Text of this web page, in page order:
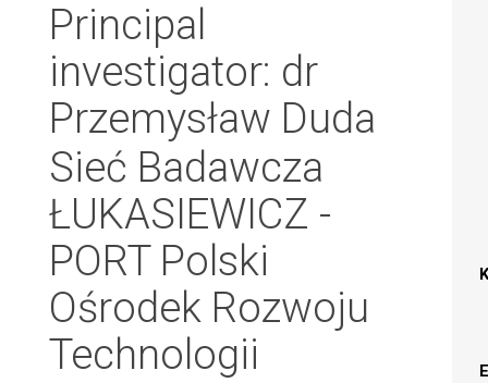
Principal
investigator: dr
Przemysław Duda
Sieć Badawcza
ŁUKASIEWICZ -
PORT Polski
Ośrodek Rozwoju
Technologii